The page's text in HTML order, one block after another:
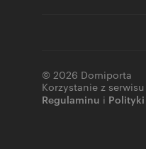
© 2026 Domiporta
Korzystanie z
Regulaminu i